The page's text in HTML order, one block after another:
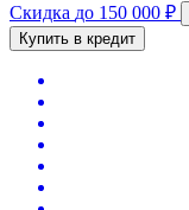
Скидка до 150 000 ₽
Купить в кредит